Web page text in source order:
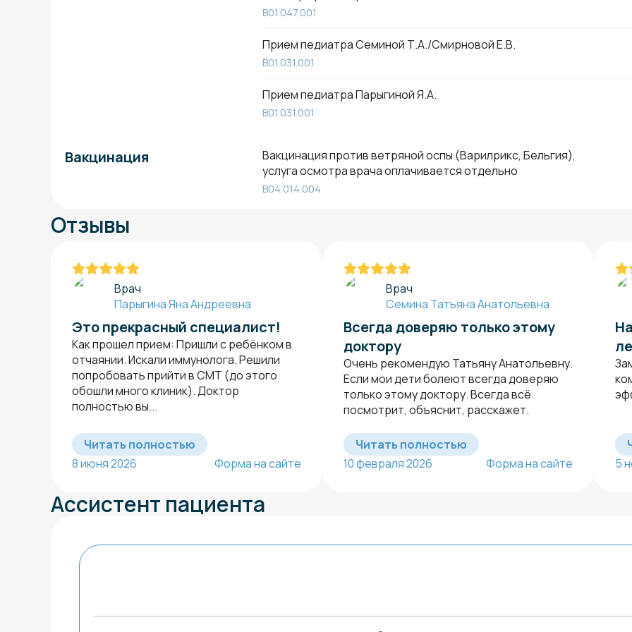
B01.047.001
Прием педиатра Семиной Т.А./Смирновой Е.В.
B01.031.001
Прием педиатра Парыгиной Я.А.
B01.031.001
Вакцинация
Вакцинация против ветряной оспы (Варилрикс, Бельгия),
услуга осмотра врача оплачивается отдельно
B04.014.004
Отзывы
Врач
Парыгина Яна Андреевна
Это прекрасный специалист!
Как прошел прием: Пришли с ребёнком в
отчаянии. Искали иммунолога. Решили
попробовать прийти в СМТ (до этого
обошли много клиник). Доктор
полностью вы...
Читать полностью
8 июня 2026
Форма на сайте
Врач
Семина Татьяна Анатольевна
Всегда доверяю только этому
доктору
Очень рекомендую Татьяну Анатольевну.
Если мои дети болеют всегда доверяю
только этому доктору. Всегда всё
посмотрит, объяснит, расскажет.
Читать полностью
10 февраля 2026
Форма на сайте
5
Ассистент пациента